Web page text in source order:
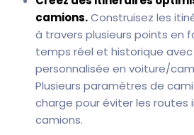
camions.Construisez les
à travers plusieurs points en
temps réel et historique
personnalisée en voiture/
Plusieurs paramètres de
charge pour éviter les routes
camions.